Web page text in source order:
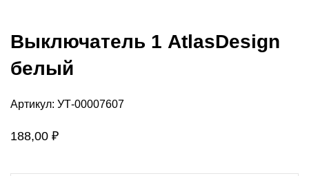
Выключатель 1 AtlasDesign
белый
Артикул: УТ-00007607
188,00 ₽